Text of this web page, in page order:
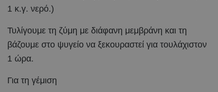
1 κ.γ. νερό.)
Τυλίγουμε τη ζύμη με διάφανη μεμβράνη και τη
βάζουμε στο ψυγείο να ξεκουραστεί για τουλάχιστον
1 ώρα.
Για τη γέμιση